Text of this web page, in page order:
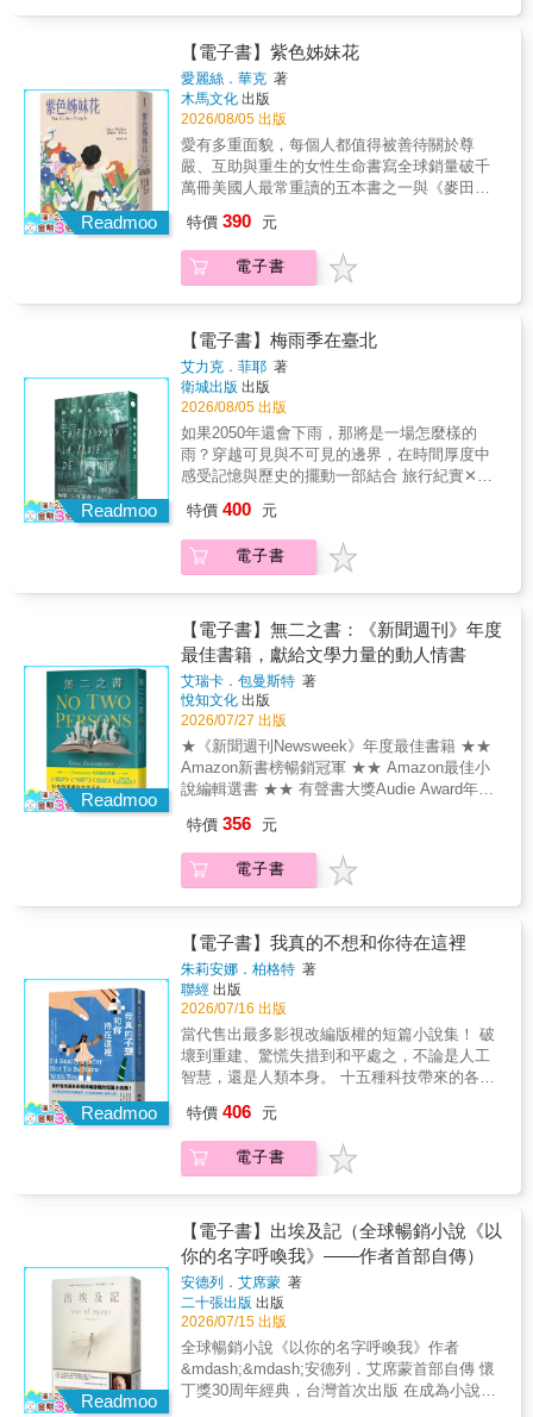
70,000則甜蜜感想 & 讀者讚嘆：「我愛冰上曲
棍球！」 & 我是不是同志？這是個問題。 但最
大的問題是，對象怎麼能是你！ 當全世界都以
為我們痛恨彼此， 為什麼我夜夜想著你？ 近年
冰球界的話題球星，莫過於霍蘭德、羅桑諾夫
這兩位天王級年輕好手了。 夏恩‧霍蘭德是帥氣
萬人迷的加拿大球員，偶遇粉絲總熱情應允合
照，媒體各種刁鑽問題都能得體接招。 伊利亞‧
羅桑諾夫來自冰冷的俄羅斯，既是身手矯健、
最典型的迷人反派。 面對兩大無人不知無人不
曉的人氣球員，媒體超愛描繪兩人對峙戲碼，
場上期待他們拚個你死我活，賽後也愛捕捉兩
人唇槍舌戰。誰叫他們實力相當，風格迥異，
又這麼剛好分屬兩大世仇球隊。 然而，當全世
界都認為他倆是勢不兩立的仇敵，沒人知道，
早在無人知曉的某一晚，兩人就已經淪陷在彼
此的眼神裡&hellip;&hellip; 到底發生什麼事？
他們明知彼此不可能有好感，劇情也不該往這
個路線發展。 但為什麼總在夜深人靜時想起對
方？為什麼可以多年維持每次球隊交手後就共
度一夜的默契？ 愛上男人已經很難說出口了，
問題是， 不小心這樣深深愛上的，為什麼偏偏
是那個人&hellip;&hellip;
Readmoo
【電子書】紫色姊妹花
愛麗絲．華克 著
木馬文化 出版
2026/08/05 出版
愛有多重面貌，每個人都值得被善待關於尊
嚴、互助與重生的女性生命書寫全球銷量破千
萬冊美國人最常重讀的五本書之一與《麥田捕
茲小說獎、美國國家圖書獎得獎作品2003年入
選英國BBC「最受喜愛小說 Top100」2018年入
選美國國家廣播公司「百大美國圖書」2019年
說」1985年改編為電影2005年改編為百老匯音
樂劇2008年改編為BBC廣播劇2016年百老匯音
樂劇復排版演出2023年改編為音樂劇電影《紫
色姊妹花》為當代美國文學經典，描繪二十世
紀初美國喬治亞州鄉村黑人女性的生命圖景。
一對姊妹藉由寄不出也收不到的書信維繫希
望，在苦悶的生活中尋找出口。在逆來順受的
姊姊希莉周遭，有著不同性格與故事的女性：
不願被命運束縛而離家，前往非洲傳教的妹妹
畏懼、捍衛自尊的蘇菲亞……她們各自代表黑
人女性的痛苦與掙扎，也共同構築出1930年代
的黑人女性群像。透過她們直白的對話與多元
寬恕與愛的多重可能。本書深刻體現了華克所
提倡的「婦女主義」（Womanism）精神——
女性之間堅不可摧的情誼，成為她們對抗壓
迫、走向自我救贖的力量。自1982年出版以
來，《紫色姊妹花》成為黑人女性文學的重要
象徵。近半世紀後的今天，本書對性別、種族
與信仰議題的刻畫，讀來仍字字鏗鏘，且發人
省思。
特價 390 元
電子書
Readmoo
【電子書】梅雨季在臺北
艾力克．菲耶 著
衛城出版 出版
2026/08/05 出版
如果2050年還會下雨，那將是一場怎麼樣的
雨？穿越可見與不可見的邊界，在時間厚度中
感受記憶與歷史的擺動一部結合 旅行紀實✕文
界的旅人」的艾力克・菲耶，在梅雨季節回到
臺灣，打開他全身的感官，擁抱溼熱的氣味。
潮溼的季風與綿密的雨幕之間，他以詩意而細
館夜市的喧鬧、三重街頭一碗浸泡在甜豆漿裡
的豆花。那些潮溼、悶熱、彷彿永遠停留在八
月的記憶，在歲月深處緩緩甦醒。對法國作家
艾力克．菲耶而言，臺灣曾是童年百科全書中
的遙遠島嶼。那裡有稻田、水牛與獵頭族，是
一片籠罩在異國想像中的土地。直到2019年首
次踏上這座被葡萄牙人稱為「福爾摩沙」的島
嶼，他才發現，真實的臺灣遠比傳說複雜而迷
人。這座在國際舞臺上時常被忽略、彷彿幽靈
般存在的地方，逐漸成為他難以忘懷的所在。
巖。梅雨籠罩的季節裡，他漫步臺北街頭，穿
梭於便利商店與老舊巷弄之間，感受這座城市
獨有的雙重樣貌；他走入廟宇，參與祭祀儀
嶼，拜訪夏曼．藍波安，傾聽達悟族的語言、
文化與島嶼記憶；並來到金門，凝視歷史與地
緣政治留下的痕跡。旅途中，他不斷追問：
「臺灣性」究竟是什麼？透過氣候、文學、宗
教、飲食與歷史，菲耶層層探尋這座島嶼的面
貌，也重新思索文化認同、殖民記憶與地方感
的意義。雨水成為感官與回憶的媒介，串連起
亞洲的一扇窗口。穿越可見與不可見的邊界，
在時間沉積的紋理中感受歷史與記憶的流動。
無論是在臺灣、日本、韓國或西藏，艾力克．
的光影，以及那些難以言喻卻始終縈繞心頭的
氣味與情感。這是一封寫給臺灣的旅人情書，
也是一場關於記憶、土地與歸屬的漫長追尋。
特價 400 元
電子書
Readmoo
【電子書】無二之書：《新聞週刊》年度
最佳書籍，獻給文學力量的動人情書
艾瑞卡．包曼斯特 著
悅知文化 出版
2026/07/27 出版
★《新聞週刊Newsweek》年度最佳書籍 ★★
Amazon新書榜暢銷冠軍 ★★ Amazon最佳小
說編輯選書 ★★ 有聲書大獎Audie Award年度
★★ 達西太太讀書俱樂部選書 ★★ Booklist
Queen書評網站當月最佳圖書 ★✦【特別收
錄】繁體中文版限定．給臺灣讀者的序✦🫧 有
們抵達那些從未意識到自己需要去的地方……
「同一本書，無二人解讀相同。」一封寫給文
學的情書，完美體現了閱讀和故事的力量，足
以改變生命，無遠弗屆。愛麗絲從小渴望成為
一名作家。她的天賦無庸置疑，但她筆下的故
事卻總是顯得安全而疏離，直到一場毀滅性的
變故徹底擊碎了她的心，整整花了五年，她才
寫完了那本小說。出版之後，書像一顆投入湖
心的石子，漣漪擴散到了不同人的生命裡——
關係的潛水選手；無家可歸的少女；曾經的好
萊塢巨星；對世界感到憤怒的藝術家；熱愛閱
讀的書店店員，卻為了書而與戀人分道揚
命。‧₊˚ ⋅⋅˚₊‧ ୨୧ ‧₊˚ ⋅⋅˚₊‧以細膩、詩意而深刻的筆
調，將故事交織成一幅動人的群像，描繪一本
書如何以最美麗且意想不到的方式影響著所有
人。不避諱劃開人生中的傷痛與脆弱，卻又在
文字的縫隙中透出微光，構築成獨一無二的閱
讀體驗。獻給所有曾被故事拯救、因文字重獲
完整的生命。【章名頁彩蛋設計୨୧】作者說：
「這本書的設計是希望讀者不用找彩蛋也能樂
特價 356 元
電子書
Readmoo
【電子書】我真的不想和你待在這裡
朱莉安娜．柏格特 著
聯經 出版
2026/07/16 出版
當代售出最多影視改編版權的短篇小說集！ 破
壞到重建、驚慌失措到和平處之，不論是人工
智慧，還是人類本身。 十五種科技帶來的各種
網飛、蘋果、獅門影業、史蒂芬史匹柏等公
司，以及《怪奇物語》、《罪人的真相》、
《汪達幻視》等製作人與編劇爭相改編之頂級
大約會軟體停權並列入黑名單的人，卻在取暖
互助會裡找到「真愛」。同時有十一場婚禮得
參加的雅翠絲和班恩，以人工智慧代替自己出
席，兩個設有對應模式的機器人在婚禮上展開
了一場無厘頭又帶點溫馨的「對話」。三名好
友一起參加以虛擬實境打造的潛意識遊戲，分
別遊戲中與想隱藏的童年往事、過往泥沼等種
種不堪的人生達成和解。織品藝術家海瑟被關
係疏離的父親指定為執行「英年早逝」計畫的
特價 406 元
電子書
Readmoo
【電子書】出埃及記（全球暢銷小說《以
你的名字呼喚我》——作者首部自傳）
安德列．艾席蒙 著
二十張出版 出版
2026/07/15 出版
全球暢銷小說《以你的名字呼喚我》作者
&mdash;&mdash;安德列．艾席蒙首部自傳 懷
丁獎30周年經典，台灣首次出版 在成為小說家